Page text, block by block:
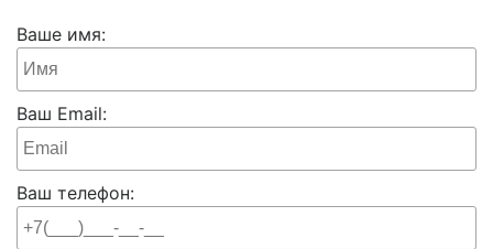
Ваше имя:
Ваш Email:
Ваш телефон: